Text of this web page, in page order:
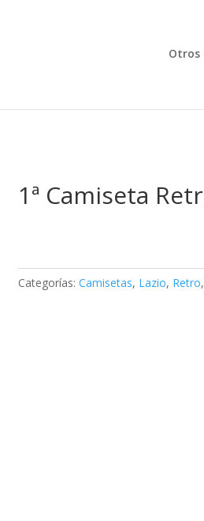
Otros
1ª Camiseta
Categorías: Camisetas, Lazio, Retro,